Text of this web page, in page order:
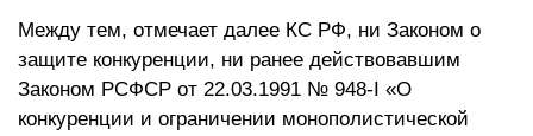
Между тем, отмечает далее КС РФ, ни Законом о
защите конкуренции, ни ранее действовавшим
Законом РСФСР от 22.03.1991 № 948-I «О
конкуренции и ограничении монополистической